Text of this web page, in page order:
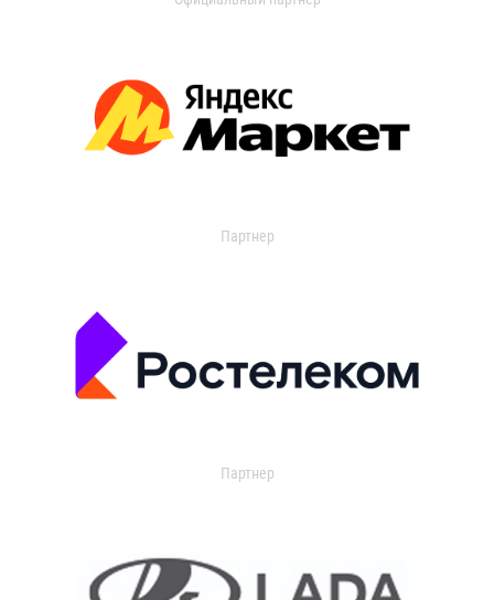
Партнер
Партнер